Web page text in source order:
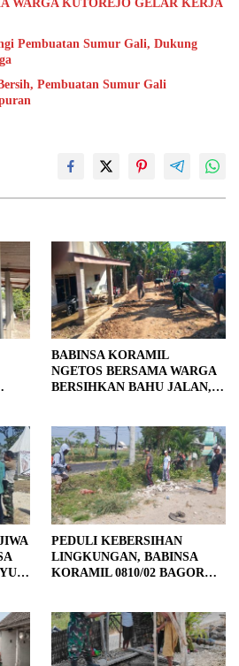
WARGA KUTOREJO GELAR KERJA
Pembuatan Sumur Gali, Dukung
Pembuatan Sumur Gali
BABINSA KORAMIL
NGETOS BERSAMA WARGA
BERSIHKAN BAHU JALAN,
PEDULI KEBERSIHAN
LINGKUNGAN, BABINSA
KORAMIL 0810/02 BAGOR
BAKTI